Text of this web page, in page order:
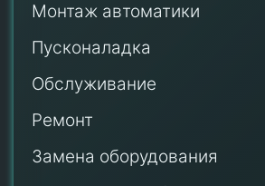
Монтаж автоматики
Пусконаладка
Обслуживание
Ремонт
Замена оборудования